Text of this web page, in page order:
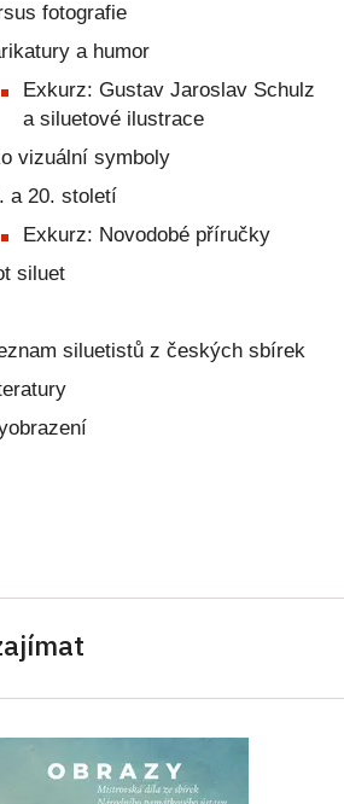
fotografie
a humor
Exkurz: Gustav Jaroslav Schulz
a siluetové ilustrace
vizuální symboly
a 20. století
Exkurz: Novodobé příručky
siluet
siluetistů z českých sbírek